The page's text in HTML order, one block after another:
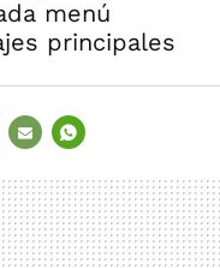
menú
principales
MAIL